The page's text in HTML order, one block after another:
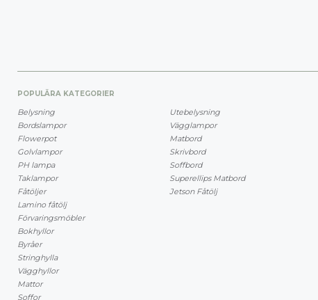
POPULÄRA KATEGORIER
Belysning
Bordslampor
Flowerpot
Golvlampor
PH lampa
Taklampor
Fåtöljer
Lamino fåtölj
Förvaringsmöbler
Bokhyllor
Byråer
Stringhylla
Vägghyllor
Mattor
Soffor
Utebelysning
Vägglampor
Matbord
Skrivbord
Soffbord
Superellips Matbord
Jetson Fåtölj